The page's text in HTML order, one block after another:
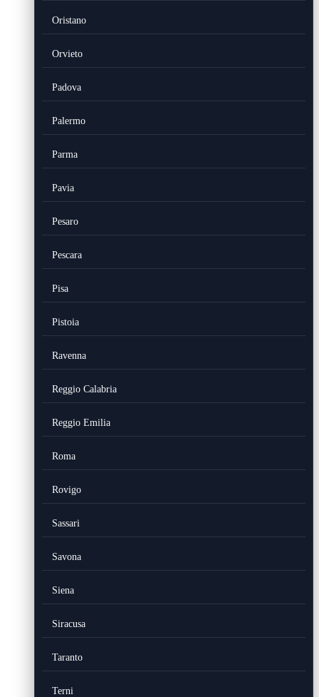
Oristano
Orvieto
Padova
Palermo
Parma
Pavia
Pesaro
Pescara
Pisa
Pistoia
Ravenna
Reggio Calabria
Reggio Emilia
Roma
Rovigo
Sassari
Savona
Siena
Siracusa
Taranto
Terni